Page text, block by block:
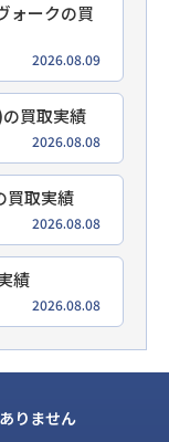
ォークの買
2026.08.09
買取実績
2026.08.08
買取実績
2026.08.08
績
2026.08.08
りません